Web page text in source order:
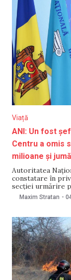
Viață
ANI: Un fost
Centru a omis
milioane și
Autoritatea
constatare în
secției urmărire
Centru.
încălcat regimul
Maxim Stratan -